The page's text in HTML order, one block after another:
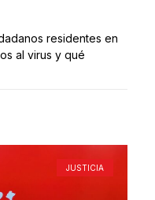
residentes en
al virus y qué
JUSTICIA